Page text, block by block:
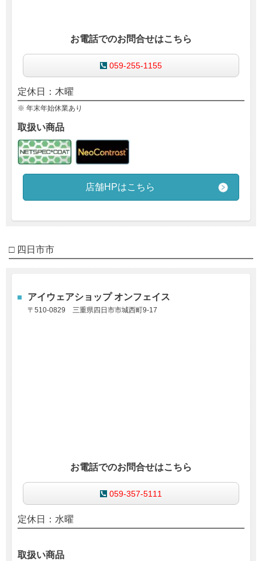
お電話でのお問合せはこちら
059-255-1155
定休日：木曜
※ 年末年始休業あり
取扱い商品
店舗HPはこちら
□ 四日市市
アイウェアショップ オンフェイス
〒510-0829 三重県四日市市城西町9-17
お電話でのお問合せはこちら
059-357-5111
定休日：水曜
取扱い商品